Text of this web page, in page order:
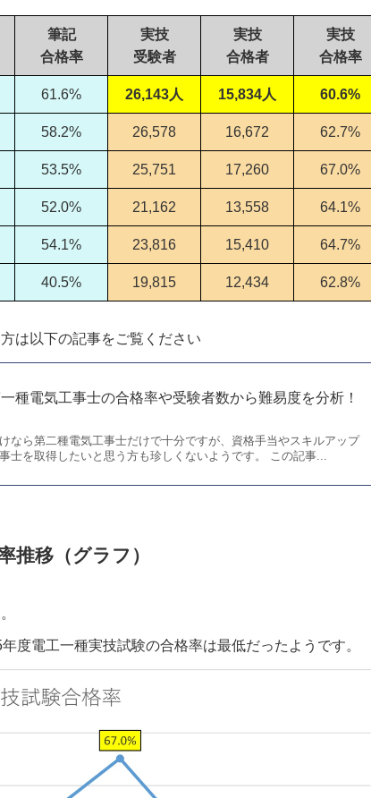
筆記
合格率
実技
受験者
実技
合格者
実技
合格率
61.6% 26,143人 15,834人 60.6%
58.2% 26,578 16,672 62.7%
53.5% 25,751 17,260 67.0%
52.0% 21,162 13,558 64.1%
54.1% 23,816 15,410 64.7%
40.5% 19,815 12,434 62.8%
は以下の記事をご覧ください
一種電気工事士の合格率や受験者数から難易度を分析！
なら第二種電気工事士だけで十分ですが、資格手当やスキルアップ
士を取得したいと思う方も珍しくないようです。 この記事...
推移（グラフ）
度電工一種実技試験の合格率は最低だったようです。